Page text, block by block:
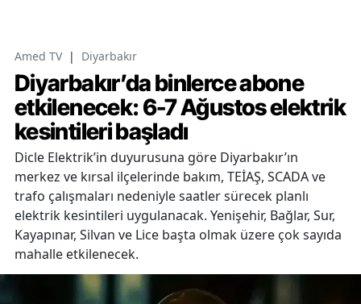
Amed TV | Diyarbakır
Diyarbakır’da binlerce abone
etkilenecek: 6-7 Ağustos elektrik
kesintileri başladı
Dicle Elektrik’in duyurusuna göre Diyarbakır’ın
merkez ve kırsal ilçelerinde bakım, TEİAŞ, SCADA ve
trafo çalışmaları nedeniyle saatler sürecek planlı
elektrik kesintileri uygulanacak. Yenişehir, Bağlar, Sur,
Kayapınar, Silvan ve Lice başta olmak üzere çok sayıda
mahalle etkilenecek.